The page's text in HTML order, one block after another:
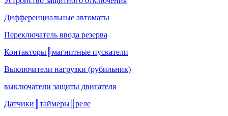
Дифференциальные автоматы
Переключатель ввода резерва
Контакторы║магнитные пускатели
Выключатели нагрузки (рубильник)
выключатели защиты двигателя
Датчики║таймеры║реле